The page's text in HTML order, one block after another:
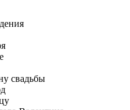
свадьбы